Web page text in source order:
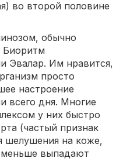
во второй половине
обычно
Эвалар. Им нравится,
просто
настроение
всего дня. Многие
у них быстро
(частый признак
шелушения на коже,
меньше выпадают